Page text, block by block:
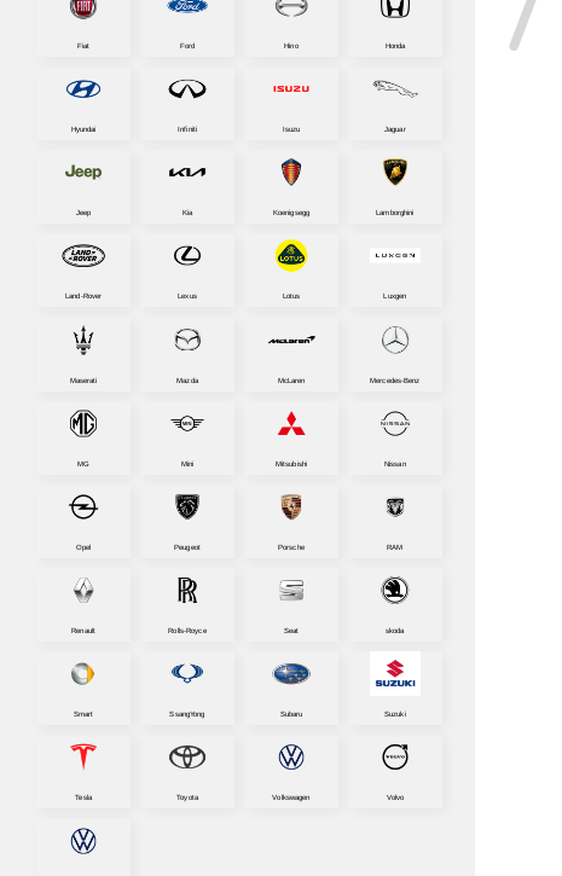
Fiat Ford Hino Honda
Hyundai Infiniti Isuzu Jaguar
Jeep Kia Koenigsegg Lamborghini
Land-Rover Lexus Lotus Luxgen
Maserati Mazda McLaren Mercedes-Benz
MG Mini Mitsubishi Nissan
Opel Peugeot Porsche RAM
Renault Rolls-Royce Seat skoda
Smart SsangYong Subaru Suzuki
Tesla Toyota Volkswagen Volvo